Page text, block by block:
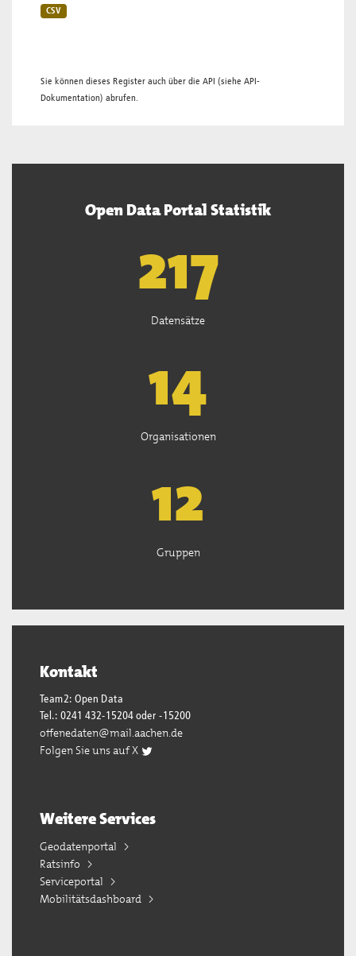
CSV
Sie können dieses Register auch über die API (siehe API-
Dokumentation) abrufen.
Open Data Portal Statistik
219
Datensätze
14
Organisationen
13
Gruppen
Kontakt
Team2: Open Data
Tel.: 0241 432-15204 oder -15200
offenedaten@mail.aachen.de
Folgen Sie uns auf X
Weitere Services
Geodatenportal
Ratsinfo
Serviceportal
Mobilitätsdashboard